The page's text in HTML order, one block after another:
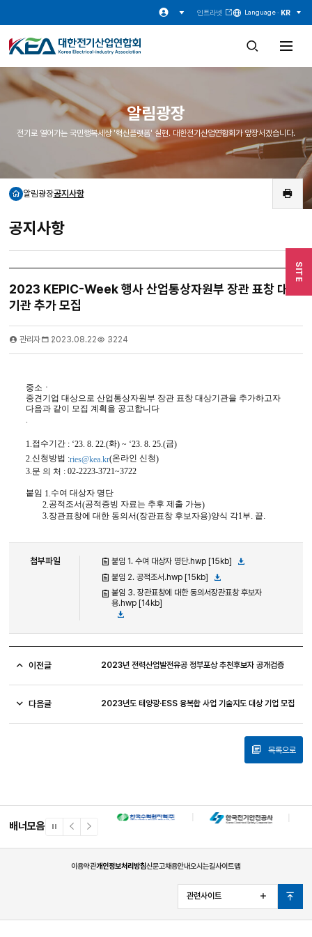
SITE
인트라넷 Language · KR
검
창
전
알림광장
전기로 열어가는 국민행복세상 '혁신플랫폼' 실현. 대한전기산업연합회가 앞장서겠습니다.
홈알림광장공지사항
인
쇄
공지사항
2023 KEPIC-Week 행사 산업통상자원부 장관 표창 대상
기관 추가 모집
관리자 2023.08.22 3224
중소 ㆍ
중견기업 대상으로 산업통상자원부 장관 표창 대상기관을 추가하고자
다음과 같이 모집 계획을 공고합니다
.
1.접수기간 : ‘23. 8. 22.(화) ~ ‘23. 8. 25.(금)
2.신청방법 :ries@kea.kr(온라인 신청)
3.문 의 처 : 02-2223-3721~3722
붙임 1.수여 대상자 명단
2. 공적조서(공적증빙 자료는 추후 제출 가능)
3.장관표창에 대한 동의서(장관표창 후보자용)양식 각1부. 끝.
첨부파일
붙임 1. 수여 대상자 명단.hwp [15kb]
붙임 2. 공적조서.hwp [15kb]
붙임 3. 장관표창에 대한 동의서장관표창 후보자
용.hwp [14kb]
이전글 2023년 전력산업발전유공 정부포상 추천후보자 공개검증
다음글 2023년도 태양광·ESS 융복합 사업 기술지도 대상 기업 모집
목록으로
배너모음
일
이
너
다
너
이용약관개인정보처리방침신문고채용안내오시는길사이트맵
관련사이트
열
기
맨
위
로